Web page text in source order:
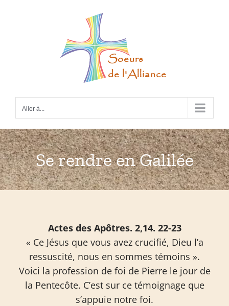
Aller à...
Se rendre en Galilée
Actes des Apôtres. 2,14. 22-23
« Ce Jésus que vous avez crucifié, Dieu l’a
ressuscité, nous en sommes témoins ».
Voici la profession de foi de Pierre le jour de
la Pentecôte. C’est sur ce témoignage que
s’appuie notre foi.